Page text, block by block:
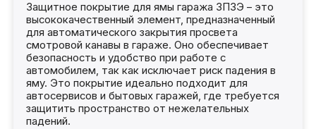
Защитное покрытие для ямы гаража ЗП3Э – это
высококачественный элемент, предназначенный
для автоматического закрытия просвета
смотровой канавы в гараже. Оно обеспечивает
безопасность и удобство при работе с
автомобилем, так как исключает риск падения в
яму. Это покрытие идеально подходит для
автосервисов и бытовых гаражей, где требуется
защитить пространство от нежелательных
падений.